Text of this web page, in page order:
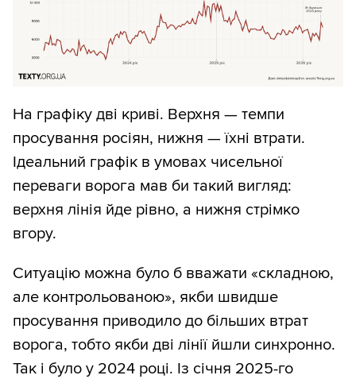
На графіку дві криві. Верхня — темпи
просування росіян, нижня — їхні втрати.
Ідеальний графік в умовах чисельної
переваги ворога мав би такий вигляд:
верхня лінія йде рівно, а нижня стрімко
вгору.
Ситуацію можна було б вважати «складною,
але контрольованою», якби швидше
просування приводило до більших втрат
ворога, тобто якби дві лінії йшли синхронно.
Так і було у 2024 році. Із січня 2025-го